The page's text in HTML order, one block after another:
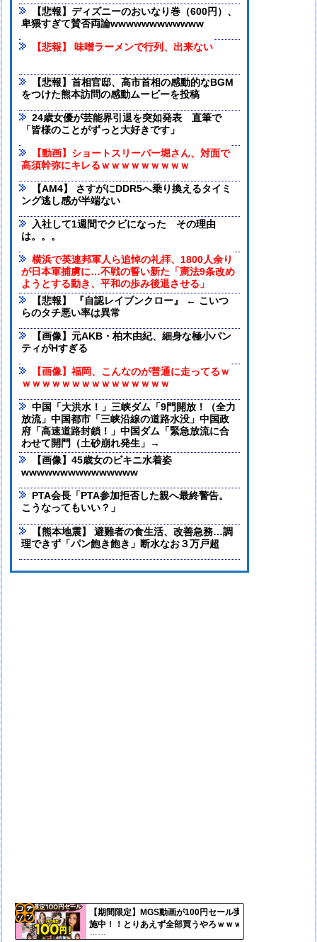
【悲報】ディズニーのおいなり巻（600円）、
卑猥すぎて賛否両論wwwwwwwwwwww
【悲報】 味噌ラーメンで行列、出来ない
【悲報】首相官邸、高市首相の感動的なBGM
をつけた熊本訪問の感動ムービーを投稿
24歳女優が芸能界引退を突如発表 直筆で
「皆様のことがずっと大好きです」
【動画】ショートスリーパー堀さん、対面で
高須幹弥にキレるｗｗｗｗｗｗｗｗｗ
【AM4】 さすがにDDR5へ乗り換えるタイミ
ング逃し感が半端ない
入社して1週間でクビになった その理由
は。。。
横浜で英連邦軍人ら追悼の礼拝、1800人余り
が日本軍捕虜に…不戦の誓い新た「憲法9条改め
ようとする動き、平和の歩み後退させる」
【悲報】 『自認レイブンクロー』 ← こいつ
らのタチ悪い率は異常
【画像】元AKB・柏木由紀、細身な極小パン
ティがHすぎる
【画像】福岡、こんなのが普通に走ってるｗ
ｗｗｗｗｗｗｗｗｗｗｗｗｗｗｗ
中国「大洪水！」三峡ダム「9門開放！（全力
放流」中国都市「三峡沿線の道路水没」中国政
府「高速道路封鎖！」中国ダム「緊急放流に合
わせて開門（土砂崩れ発生」→
【画像】45歳女のビキニ水着姿
wwwwwwwwwwwwwww
PTA会長「PTA参加拒否した親へ最終警告。
こうなってもいい？」
【熊本地震】 避難者の食生活、改善急務…調
理できず「パン飽き飽き」断水なお３万戸超
【期間限定】MGS動画が100円セール実
施中！！とりあえず全部買うやろｗｗｗ
ｗｗ
コテ